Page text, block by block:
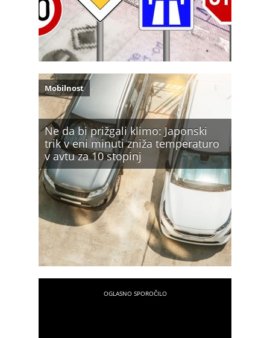
Ne da bi prižgali klimo: Japonski
trik v eni minuti zniža temperaturo
v avtu za 10 stopinj
Mobilnost